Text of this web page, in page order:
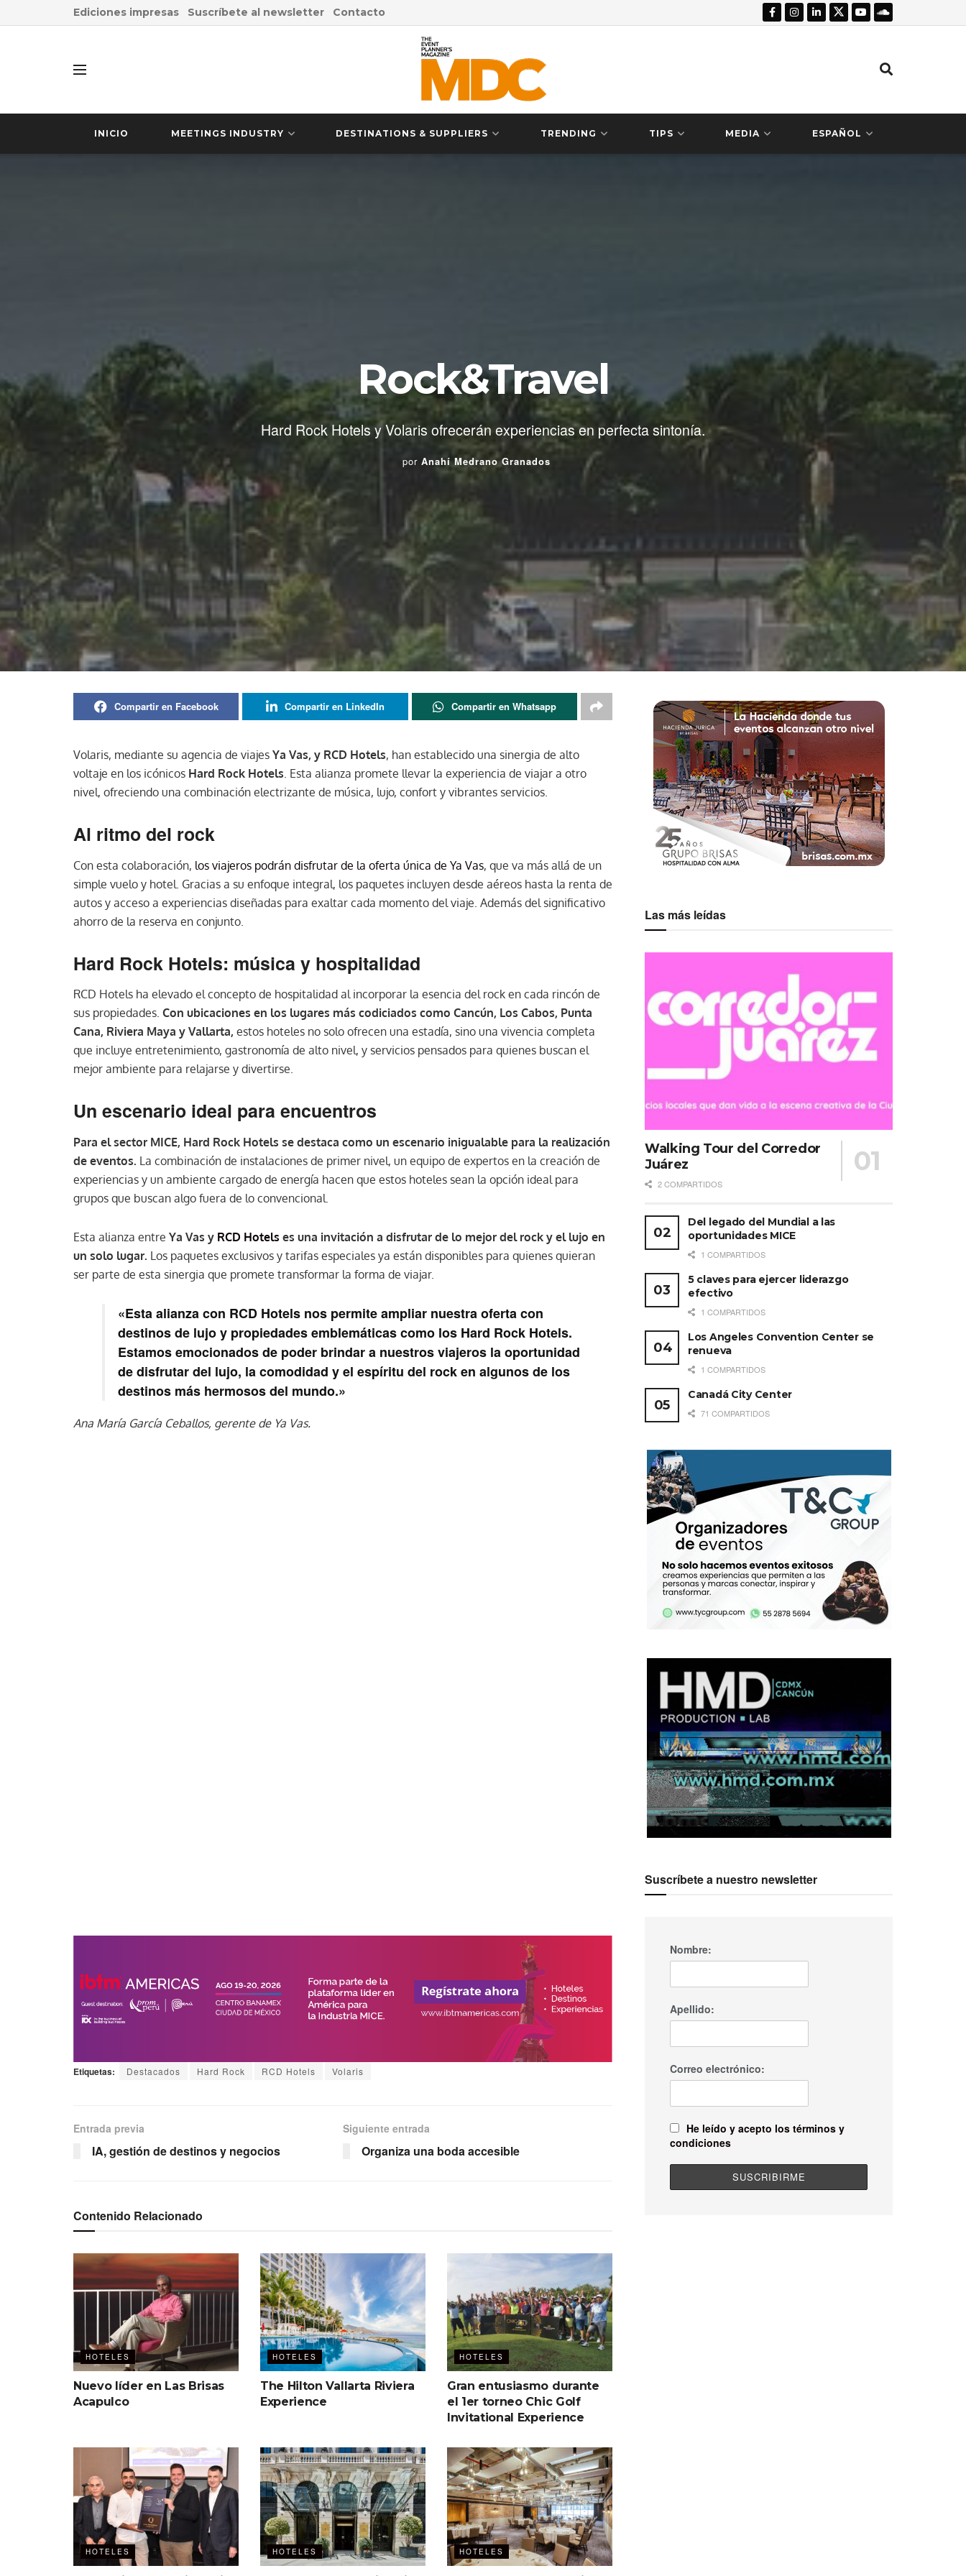
Ediciones impresas Suscríbete al newsletter Contacto
INICIO MEETINGS INDUSTRY DESTINATIONS & SUPPLIERS TRENDING TIPS MEDIA ESPAÑOL
Rock&Travel
Hard Rock Hotels y Volaris ofrecerán experiencias en perfecta sintonía.
por Anahí Medrano Granados
Compartir en Facebook Compartir en LinkedIn Compartir en Whatsapp
Volaris, mediante su agencia de viajes Ya Vas, y RCD Hotels, han establecido una sinergia de alto
voltaje en los icónicos Hard Rock Hotels. Esta alianza promete llevar la experiencia de viajar a otro
nivel, ofreciendo una combinación electrizante de música, lujo, confort y vibrantes servicios.
Al ritmo del rock
Con esta colaboración, los viajeros podrán disfrutar de la oferta única de Ya Vas, que va más allá de un
simple vuelo y hotel. Gracias a su enfoque integral, los paquetes incluyen desde aéreos hasta la renta de
autos y acceso a experiencias diseñadas para exaltar cada momento del viaje. Además del significativo
ahorro de la reserva en conjunto.
Hard Rock Hotels: música y hospitalidad
RCD Hotels ha elevado el concepto de hospitalidad al incorporar la esencia del rock en cada rincón de
sus propiedades. Con ubicaciones en los lugares más codiciados como Cancún, Los Cabos, Punta
Cana, Riviera Maya y Vallarta, estos hoteles no solo ofrecen una estadía, sino una vivencia completa
que incluye entretenimiento, gastronomía de alto nivel, y servicios pensados para quienes buscan el
mejor ambiente para relajarse y divertirse.
Un escenario ideal para encuentros
Para el sector MICE, Hard Rock Hotels se destaca como un escenario inigualable para la realización
de eventos. La combinación de instalaciones de primer nivel, un equipo de expertos en la creación de
experiencias y un ambiente cargado de energía hacen que estos hoteles sean la opción ideal para
grupos que buscan algo fuera de lo convencional.
Esta alianza entre Ya Vas y RCD Hotels es una invitación a disfrutar de lo mejor del rock y el lujo en
un solo lugar. Los paquetes exclusivos y tarifas especiales ya están disponibles para quienes quieran
ser parte de esta sinergia que promete transformar la forma de viajar.
«Esta alianza con RCD Hotels nos permite ampliar nuestra oferta con
destinos de lujo y propiedades emblemáticas como los Hard Rock Hotels.
Estamos emocionados de poder brindar a nuestros viajeros la oportunidad
de disfrutar del lujo, la comodidad y el espíritu del rock en algunos de los
destinos más hermosos del mundo.»
Ana María García Ceballos, gerente de Ya Vas.
Etiquetas: Destacados Hard Rock RCD Hotels Volaris
Entrada previa
IA, gestión de destinos y negocios
Siguiente entrada
Organiza una boda accesible
Contenido Relacionado
HOTELES
Nuevo líder en Las Brisas
Acapulco
HOTELES
The Hilton Vallarta Riviera
Experience
HOTELES
Gran entusiasmo durante
el 1er torneo Chic Golf
Invitational Experience
HOTELES HOTELES HOTELES
Las más leídas
Walking Tour del Corredor
Juárez
2 COMPARTIDOS
Del legado del Mundial a las
oportunidades MICE
1 COMPARTIDOS
5 claves para ejercer liderazgo
efectivo
1 COMPARTIDOS
Los Angeles Convention Center se
renueva
1 COMPARTIDOS
Canadá City Center
71 COMPARTIDOS
Suscríbete a nuestro newsletter
Nombre:
Apellido:
Correo electrónico:
He leído y acepto los términos y
condiciones